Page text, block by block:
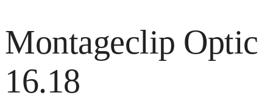
Montageclip Optic
16.18